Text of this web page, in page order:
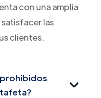
con una amplia
las
clientes.